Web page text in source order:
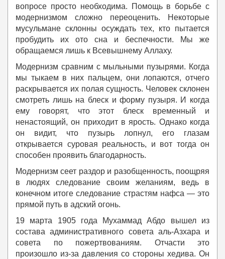
вопросе просто необходима. Помощь в борьбе с
модернизмом сложно переоценить. Некоторые
мусульмане склонны осуждать тех, кто пытается
пробудить их ото сна и беспечности. Мы же
обращаемся лишь к Всевышнему Аллаху.
Модернизм сравним с мыльными пузырями. Когда
мы тыкаем в них пальцем, они лопаются, отчего
раскрывается их полая сущность. Человек склонен
смотреть лишь на блеск и форму пузыря. И когда
ему говорят, что этот блеск временный и
ненастоящий, он приходит в ярость. Однако когда
он видит, что пузырь лопнул, его глазам
открывается суровая реальность, и вот тогда он
способен проявить благодарность.
Модернизм сеет раздор и разобщенность, поощряя
в людях следование своим желаниям, ведь в
конечном итоге следование страстям нафса — это
прямой путь в адский огонь.
19 марта 1905 года Мухаммад Абдо вышел из
состава административного совета аль-Азхара и
совета по пожертвованиям. Отчасти это
произошло из-за давления со стороны хедива. Он